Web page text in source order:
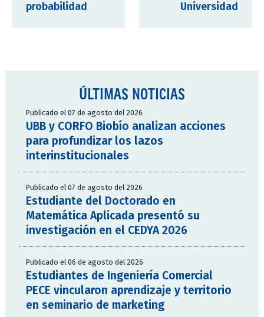
probabilidad
Universidad
ÚLTIMAS NOTICIAS
Publicado el 07 de agosto del 2026
UBB y CORFO Biobío analizan acciones
para profundizar los lazos
interinstitucionales
Publicado el 07 de agosto del 2026
Estudiante del Doctorado en
Matemática Aplicada presentó su
investigación en el CEDYA 2026
Publicado el 06 de agosto del 2026
Estudiantes de Ingeniería Comercial
PECE vincularon aprendizaje y territorio
en seminario de marketing